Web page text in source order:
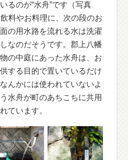
るのが“水舟”です（写真
料やお料理に、次の段のお
の用水路を流れる水は洗濯
なのだそうです。郡上八幡
の中庭にあった水舟は、お
する目的で置いているだけ
んかには使われていないよ
水舟が町のあちこちに共用
ています。